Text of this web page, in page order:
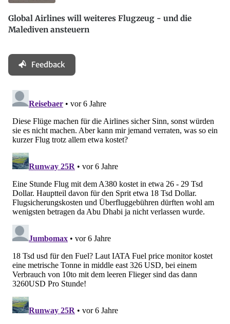
Global Airlines will weiteres Flugzeug - und die
Malediven ansteuern
Feedback